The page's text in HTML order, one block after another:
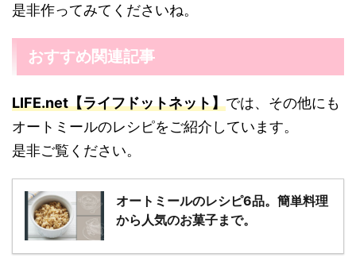
是非作ってみてくださいね。
おすすめ関連記事
LIFE.net【ライフドットネット】では、その他にも
オートミールのレシピをご紹介しています。
是非ご覧ください。
オートミールのレシピ6品。簡単料理
から人気のお菓子まで。